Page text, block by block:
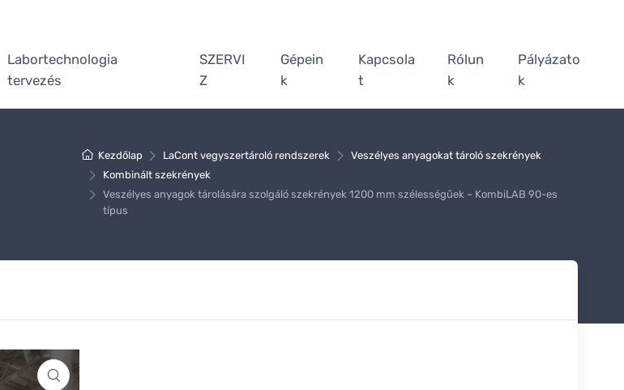
Labortechnologia
tervezés
SZERVI
Z
Gépein
k
Kapcsola
t
Rólun
k
Pályázato
k
Kezdőlap LaCont vegyszertároló rendszerek
Veszélyes anyagokat tároló szekrények
Kombinált szekrények
Veszélyes anyagok tárolására szolgáló szekrények 1200 mm szélességűek – KombiLAB 90-es
típus